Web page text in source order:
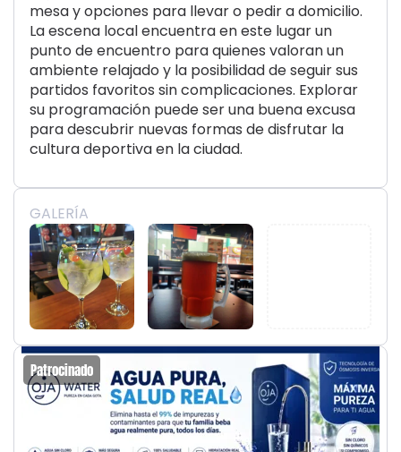
mesa y opciones para llevar o pedir a domicilio.
La escena local encuentra en este lugar un
punto de encuentro para quienes valoran un
ambiente relajado y la posibilidad de seguir sus
partidos favoritos sin complicaciones. Explorar
su programación puede ser una buena excusa
para descubrir nuevas formas de disfrutar la
cultura deportiva en la ciudad.
GALERÍA
Patrocinado